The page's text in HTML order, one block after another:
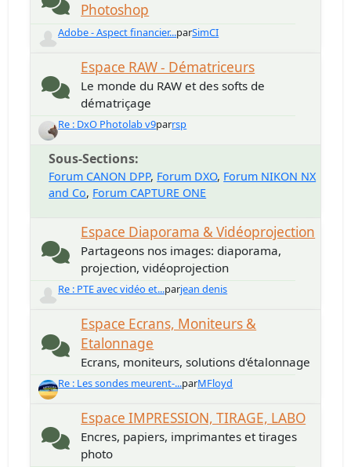
Photoshop
Adobe - Aspect financier...parSimCI
Espace RAW - Dématriceurs
Le monde du RAW et des softs de
dématriçage
Re : DxO Photolab v9parrsp
Sous-Sections
Forum CANON DPP Forum DXO Forum NIKON NX
and Co Forum CAPTURE ONE
Espace Diaporama & Vidéoprojection
Partageons nos images: diaporama,
projection, vidéoprojection
Re : PTE avec vidéo et...parjean denis
Espace Ecrans, Moniteurs &
Etalonnage
Ecrans, moniteurs, solutions d'étalonnage
Re : Les sondes meurent-...parMFloyd
Espace IMPRESSION, TIRAGE, LABO
Encres, papiers, imprimantes et tirages
photo